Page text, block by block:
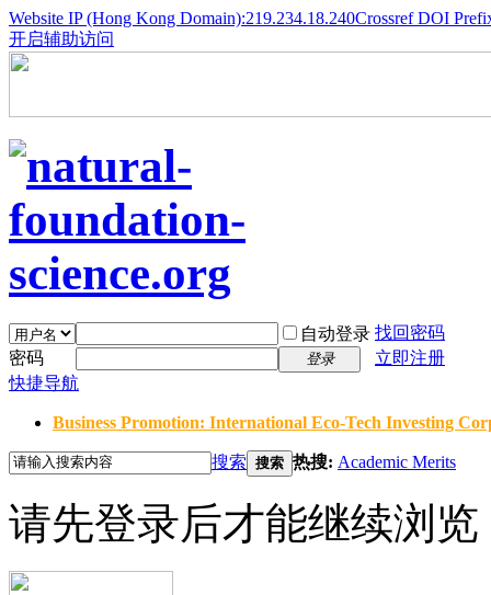
Website IP (Hong Kong Domain):219.234.18.240Crossref DOI
开启辅助访问
自动登录 找回密码
密码
登录
立即注册
快捷导航
Business Promotion: International Eco-Tech Investing
搜索 搜索 热搜: Academic Merits
请先登录后才能继续浏览